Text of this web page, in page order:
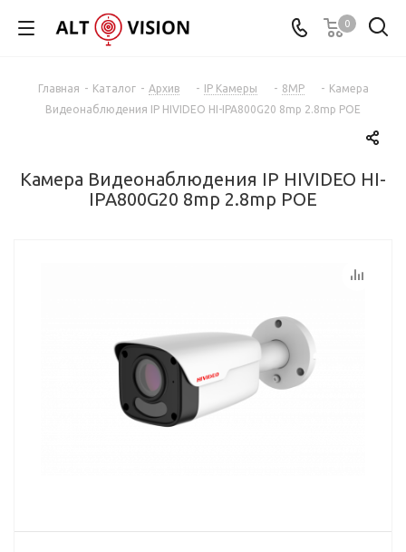
0
Главная - Каталог - Архив - IP Камеры - 8MP - Камера
Видеонаблюдения IP HIVIDEO HI-IPA800G20 8mp 2.8mp POE
Камера Видеонаблюдения IP HIVIDEO HI-
IPA800G20 8mp 2.8mp POE